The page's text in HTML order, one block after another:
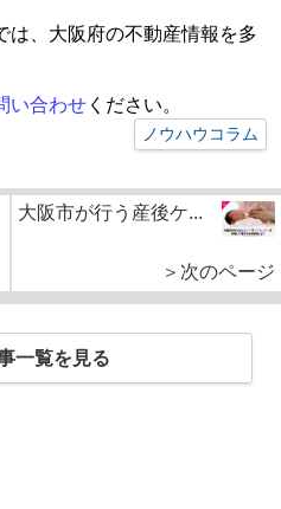
は、大阪府の不動産情報を多
い合わせください。
ノウハウコラム
大阪市が行う産後ケ...
＞次のページ
一覧を見る